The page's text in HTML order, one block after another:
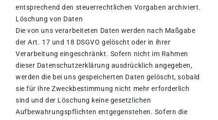
entsprechend den steuerrechtlichen Vorgaben archiviert.
Löschung von Daten
Die von uns verarbeiteten Daten werden nach Maßgabe
der Art. 17 und 18 DSGVO gelöscht oder in ihrer
Verarbeitung eingeschränkt. Sofern nicht im Rahmen
dieser Datenschutzerklärung ausdrücklich angegeben,
werden die bei uns gespeicherten Daten gelöscht, sobald
sie für ihre Zweckbestimmung nicht mehr erforderlich
sind und der Löschung keine gesetzlichen
Aufbewahrungspflichten entgegenstehen. Sofern die